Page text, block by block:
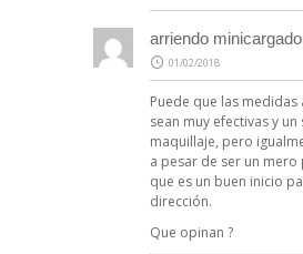
arriendo
01/02/2018
Puede que las medidas
sean muy efectivas y un
maquillaje, pero
a pesar de ser un mero
que es un buen inicio
dirección.
Que opinan ?